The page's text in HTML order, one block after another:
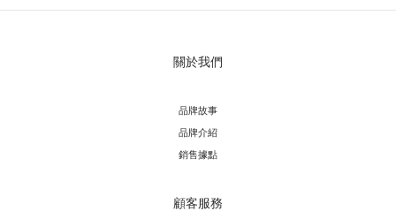
關於我們
品牌故事
品牌介紹
銷售據點
顧客服務